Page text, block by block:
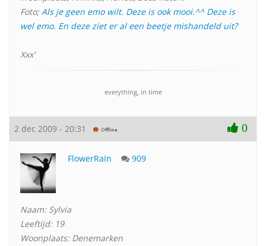
Foto;Als je geen emo wilt. Deze is ook mooi.^^ Deze is
wel emo. En deze ziet er al een beetje mishandeld uit?
Xxx'
everything, in time
2 dec 2009 - 20:31 0
FlowerRain 909
Naam: Sylvia
Leeftijd: 19
Woonplaats: Denemarken